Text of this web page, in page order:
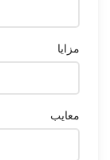
مزایا
معایب